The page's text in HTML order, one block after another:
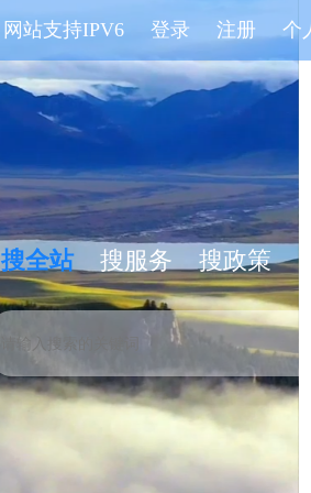
网站支持IPV6 登录 注册 个
搜全站 搜服务 搜政策